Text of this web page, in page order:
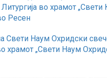
Литургија во храмот „Свети
Ресен
Свети Наум Охридски
храмот „Свети Наум